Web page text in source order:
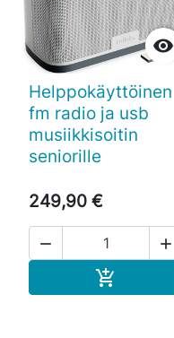

Helppokäyttöinen
fm radio ja usb
musiikkisoitin
seniorille
249,90 €
 
